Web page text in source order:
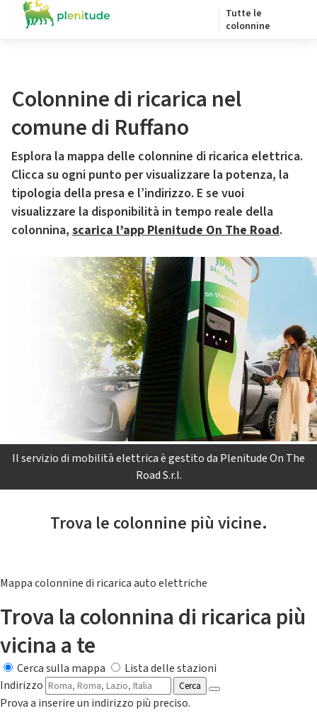
Tutte le
colonnine
Colonnine di ricarica nel
comune di Ruffano
Esplora la mappa delle colonnine di ricarica elettrica.
Clicca su ogni punto per visualizzare la potenza, la
tipologia della presa e l’indirizzo. E se vuoi
visualizzare la disponibilità in tempo reale della
colonnina, scarica l’app Plenitude On The Road.
Il servizio di mobilità elettrica è gestito da Plenitude On The
Road S.r.l.
Trova le colonnine più vicine.
Mappa colonnine di ricarica auto elettriche
Trova la colonnina di ricarica più
vicina a te
Cerca sulla mappa
Lista delle stazioni
Indirizzo
Cerca
Prova a inserire un indirizzo più preciso.